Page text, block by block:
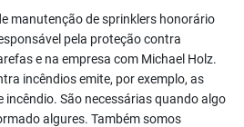
manutenção de sprinklers honorário
pela proteção contra
e na empresa com Michael Holz.
incêndios emite, por exemplo, as
São necessárias quando algo
algures. Também somos